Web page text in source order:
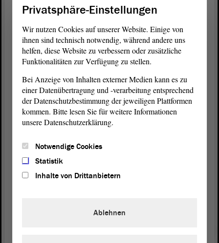
entscheiden, ob und wie sie nicht nur von der
Gebührenerhebung Gebrauch machen, sondern den
ÖPNV und die Radwege ausbauen können.
Das Umweltbundesamt schreibt dazu in seinem
Innovationen für eine nachhaltige Mobilität“
sinngemäß: Angesichts des knappen Straßenraums
sollte das Verkehrsrecht nicht den falschen
Eindruck erwecken, es gäbe ein grundsätzliches
Verfügung stellen müsse, um das eigene Auto
Umweltbundesamt.
innerstädtischen Verkehrsraum mehr dem sicheren
Privatsphäre-Einstellungen
Wir nutzen Cookies auf unserer Website. Einige von
ihnen sind technisch notwendig, während andere uns
helfen, diese Website zu verbessern oder zusätzliche
Funktionalitäten zur Verfügung zu stellen.
Bei Anzeige von Inhalten externer Medien kann es zu
einer Datenübertragung und -verarbeitung entsprechend
der Datenschutzbestimmung der jeweiligen Plattformen
kommen. Bitte lesen Sie für weitere Informationen
unsere Datenschutzerklärung.
Notwendige Cookies
Statistik
Inhalte von Drittanbietern
Ablehnen